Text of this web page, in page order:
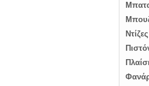
Ντίζες